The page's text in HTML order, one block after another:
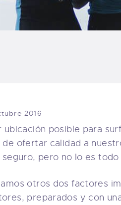
BLOG
2016
ubicación posible para
de ofertar calidad a
seguro, pero no lo es
otros dos factores
preparados y con